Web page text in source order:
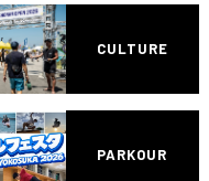
CULTURE
PARKOUR